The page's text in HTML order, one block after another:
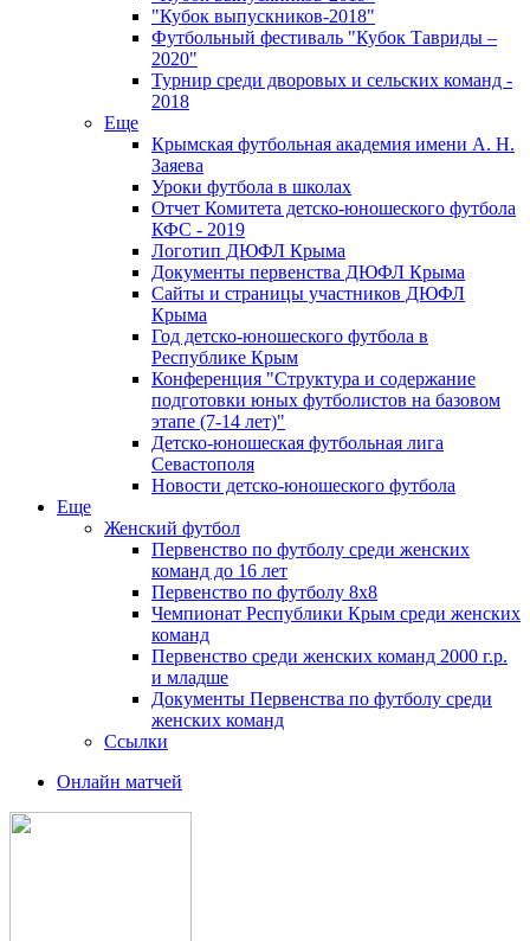
"Кубок выпускников-2018"
Футбольный фестиваль "Кубок Тавриды –
2020"
Турнир среди дворовых и сельских команд -
2018
Еще
Крымская футбольная академия имени А. Н.
Заяева
Уроки футбола в школах
Отчет Комитета детско-юношеского футбола
КФС - 2019
Логотип ДЮФЛ Крыма
Документы первенства ДЮФЛ Крыма
Сайты и страницы участников ДЮФЛ
Крыма
Год детско-юношеского футбола в
Республике Крым
Конференция "Структура и содержание
подготовки юных футболистов на базовом
этапе (7-14 лет)"
Детско-юношеская футбольная лига
Севастополя
Новости детско-юношеского футбола
Еще
Женский футбол
Первенство по футболу среди женских
команд до 16 лет
Первенство по футболу 8х8
Чемпионат Республики Крым среди женских
команд
Первенство среди женских команд 2000 г.р.
и младше
Документы Первенства по футболу среди
женских команд
Ссылки
Онлайн матчей